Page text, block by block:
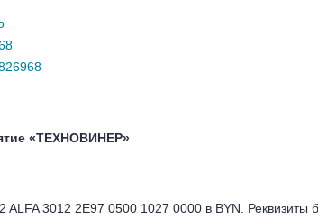
«ТЕХНОВИНЕР»
ALFA 3012 2E97 0500 1027 0000 в BYN.